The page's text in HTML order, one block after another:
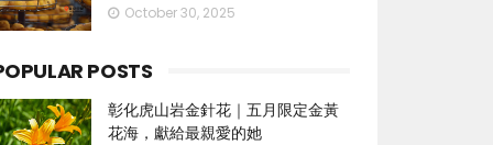
October 30, 2025
POSTS
彰化虎山岩金針花｜五月限定金黃
花海，獻給最親愛的她